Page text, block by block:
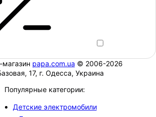
магазин papa.com.ua © 2006-2026
17, г. Одесса, Украина
Популярные категории:
Детские электромобили